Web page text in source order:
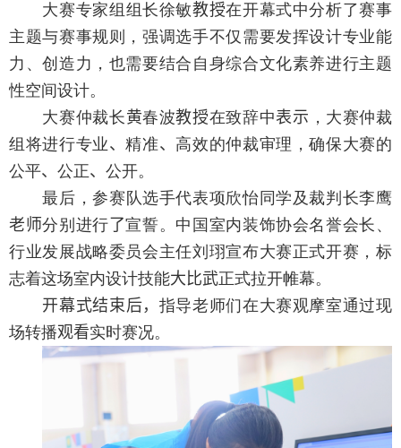
大赛专家组组长徐敏教授在开幕式中分析了赛事
主题与赛事规则，强调选手不仅需要发挥设计专业能
力、创造力，也需要结合自身综合文化素养进行主题
性空间设计。
大赛仲裁长黄春波教授在致辞中表示 ，大赛仲裁
组将进行专业、精准、 高效的仲裁审理，确保大赛的
公平、 公正、 公开。
最后，参赛队选手代表项欣怡同学及裁判长李鹰
老师分别进行了宣誓。中国室内装饰协会名誉会长、
行业发展战略委员会主任刘珝宣布大赛正式开赛，标
志着这场室内设计技能大比武正式拉开帷幕。
开幕式结束后， 指导老师们在大赛观摩室通过现
场转播观看实时赛况。